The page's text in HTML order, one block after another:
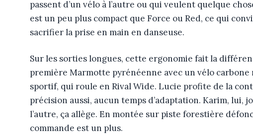
passent d’un vélo à l’autre ou qui veulent quelque
est un peu plus compact que Force ou Red, ce qui
sacrifier la prise en main en danseuse.
Sur les sorties longues, cette ergonomie fait la
première Marmotte pyrénéenne avec un vélo carbone
sportif, qui roule en Rival Wide. Lucie profite de la
précision aussi, aucun temps d’adaptation. Karim, lui,
l’autre, ça allège. En montée sur piste forestière
commande est un plus.